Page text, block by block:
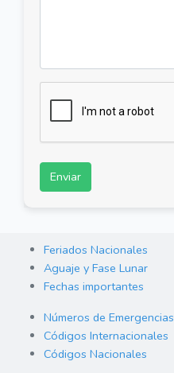
Enviar
Feriados Nacionales
Aguaje y Fase Lunar
Fechas importantes
Números de Emergencias
Códigos Internacionales
Códigos Nacionales